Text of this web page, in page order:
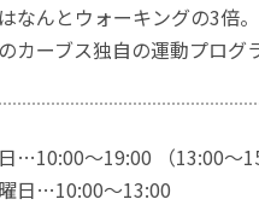
なんとウォーキングの3倍。
カーブス独自の運動プログ
…10:00～19:00 （13:00～
日…10:00～13:00